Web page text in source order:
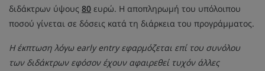
διδάκτρων ύψους 80 ευρώ. Η αποπληρωμή του υπόλοιπου
ποσού γίνεται σε δόσεις κατά τη διάρκεια του προγράμματος.
Η έκπτωση λόγω early entry εφαρμόζεται επί του συνόλου
των διδάκτρων εφόσον έχουν αφαιρεθεί τυχόν άλλες